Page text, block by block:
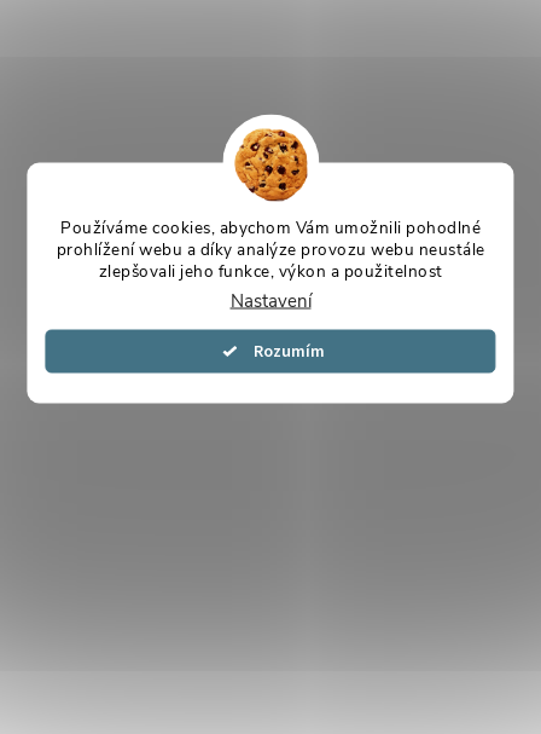
Používáme cookies, abychom Vám umožnili pohodlné
prohlížení webu a díky analýze provozu webu neustále
zlepšovali jeho funkce, výkon a použitelnost
Nastavení
Souhlasím